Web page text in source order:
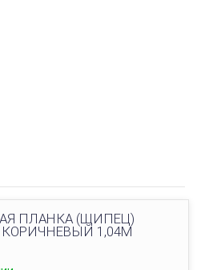
ПЛАНКА (ЩИПЕЦ)
1,04М